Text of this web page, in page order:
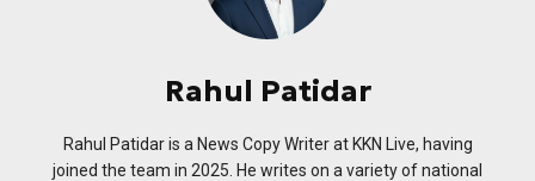
Rahul Patidar
Rahul Patidar is a News Copy Writer at KKN Live, having
joined the team in 2025. He writes on a variety of national